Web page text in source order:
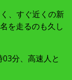
、すぐ近くの新
を走るのも久し
分、高速人と